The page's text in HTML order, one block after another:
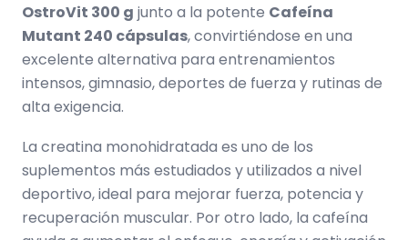
OstroVit 300 g junto a la potente Cafeína
Mutant 240 cápsulas, convirtiéndose en una
excelente alternativa para entrenamientos
intensos, gimnasio, deportes de fuerza y rutinas de
alta exigencia.
La creatina monohidratada es uno de los
suplementos más estudiados y utilizados a nivel
deportivo, ideal para mejorar fuerza, potencia y
recuperación muscular. Por otro lado, la cafeína